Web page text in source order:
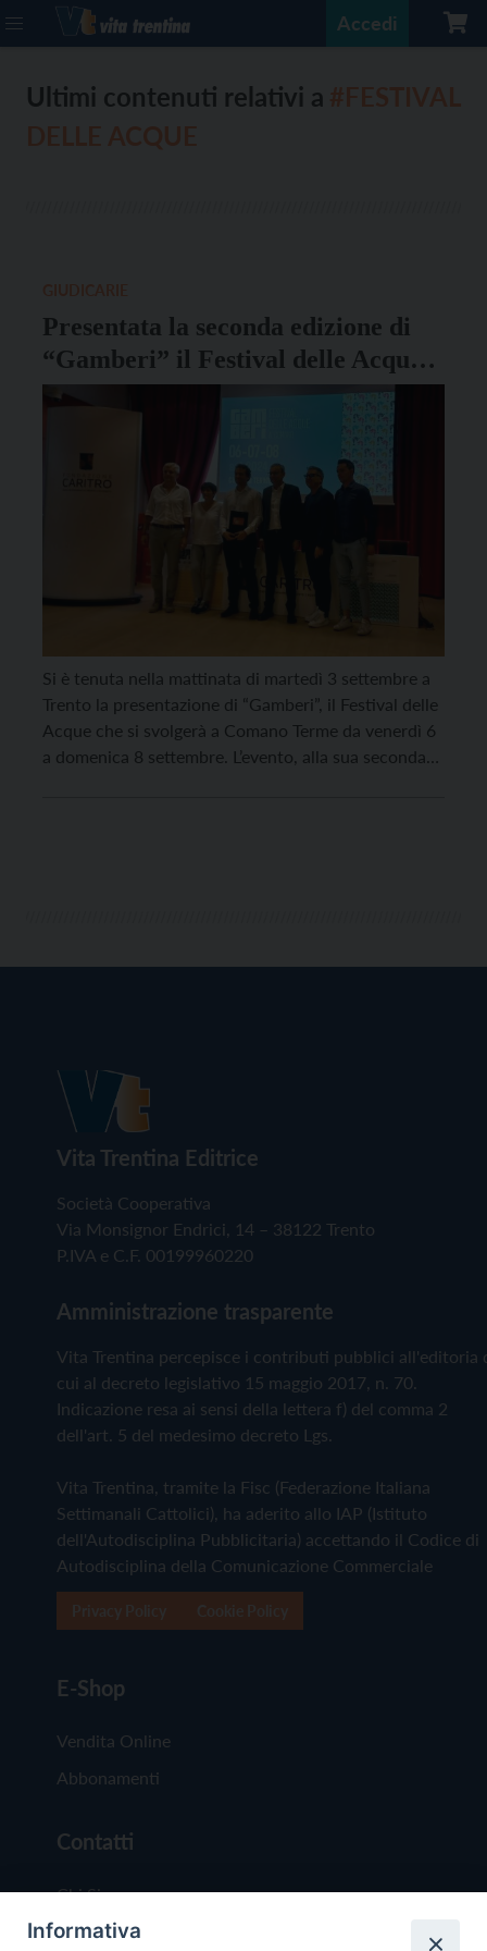
Accedi
Ultimi contenuti relativi a
Presentata la seconda edizione di
“Gamberi” il Festival delle Acque
di Comano Terme
Si è tenuta nella mattinata di martedì 3 settembre a
Trento la presentazione di “Gamberi”, il Festival delle
Acque che si svolgerà a Comano Terme da venerdì 6
a domenica 8 settembre. L’evento, alla sua seconda
Vita Trentina Editrice
Società Cooperativa
Via Monsignor Endrici, 14 – 38122 Trento
P.IVA e C.F. 00199960220
Amministrazione trasparente
Vita Trentina percepisce i contributi pubblici all'editoria
cui al decreto legislativo 15 maggio 2017, n. 70.
Indicazione resa ai sensi della lettera f) del comma 2
dell'art. 5 del medesimo decreto Lgs.
Vita Trentina, tramite la Fisc (Federazione Italiana
Settimanali Cattolici), ha aderito allo IAP (Istituto
dell'Autodisciplina Pubblicitaria) accettando il Codice di
Autodisciplina della Comunicazione Commerciale
E-Shop
Vendita Online
Abbonamenti
Contatti
Chi Siamo
Redazione
Informativa